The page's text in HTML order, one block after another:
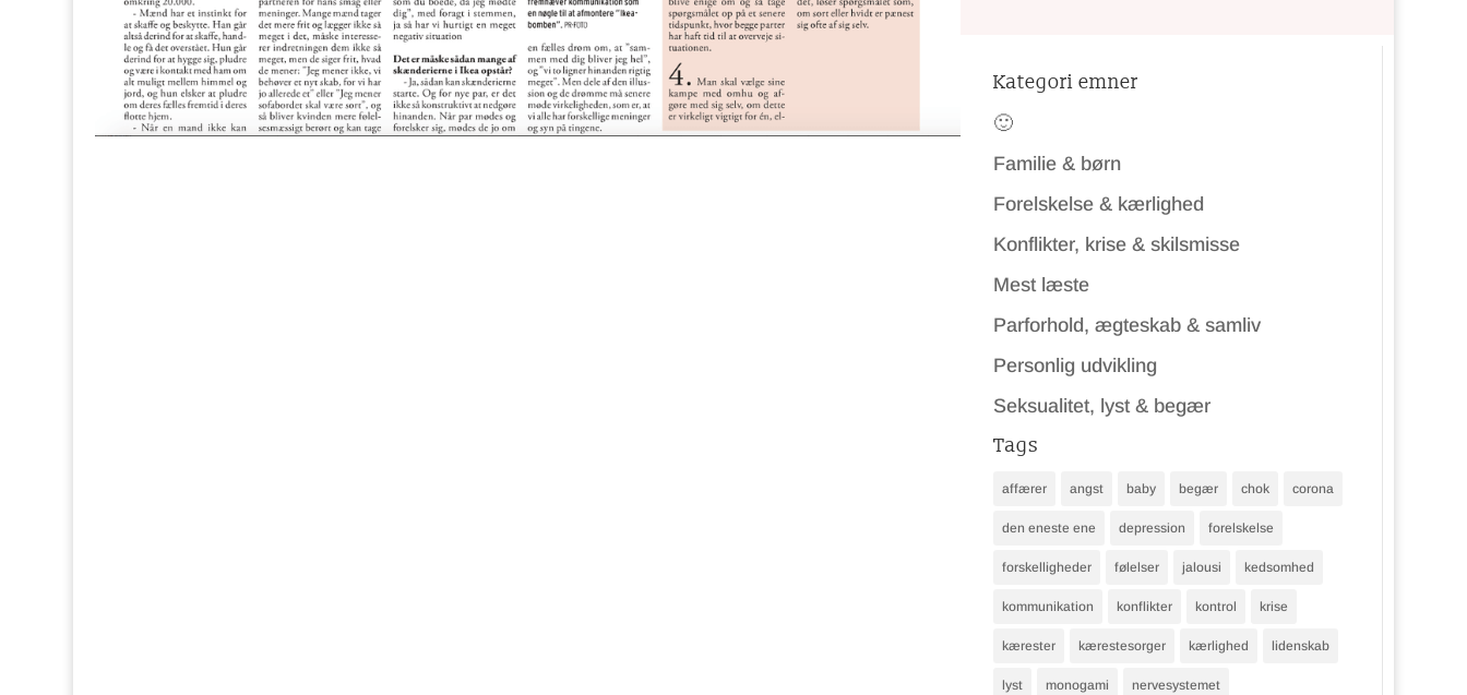
Kategori emner
🙂
Familie & børn
Forelskelse & kærlighed
Konflikter, krise & skilsmisse
Mest læste
Parforhold, ægteskab & samliv
Personlig udvikling
Seksualitet, lyst & begær
Tags
affærer angst baby begær chok corona
den eneste ene depression forelskelse
forskelligheder følelser jalousi kedsomhed
kommunikation konflikter kontrol krise
kærester kærestesorger kærlighed lidenskab
lyst monogami nervesystemet